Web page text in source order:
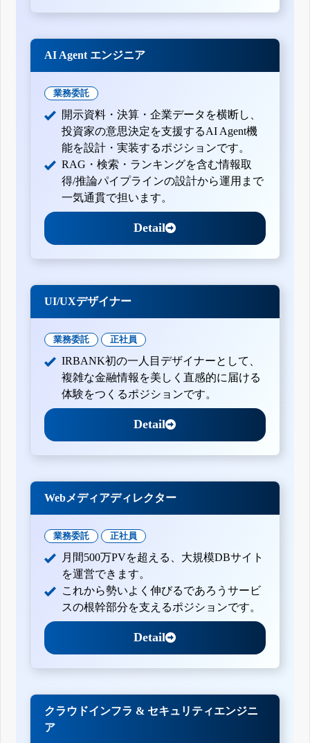
AI Agent エンジニア
業務委託
開示資料・決算・企業データを横断し、
投資家の意思決定を支援するAI Agent機
能を設計・実装するポジションです。
RAG・検索・ランキングを含む情報取
得/推論パイプラインの設計から運用まで
一気通貫で担います。
Detail
UI/UXデザイナー
業務委託 正社員
IRBANK初の一人目デザイナーとして、
複雑な金融情報を美しく直感的に届ける
体験をつくるポジションです。
Detail
Webメディアディレクター
業務委託 正社員
月間500万PVを超える、大規模DBサイト
を運営できます。
これから勢いよく伸びるであろうサービ
スの根幹部分を支えるポジションです。
Detail
クラウドインフラ & セキュリティエンジニ
ア